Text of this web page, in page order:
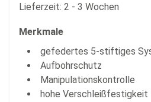
Lieferzeit: 2 - 3 Wochen
Merkmale
gefedertes 5-stiftiges
Aufbohrschutz
Manipulationskontrolle
hohe Verschleißfestigkeit